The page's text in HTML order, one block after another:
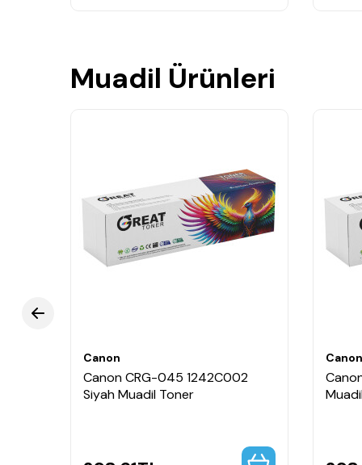
Muadil Ürünleri
Canon
Canon CRG-045 1242C002
Siyah Muadil Toner
Canon